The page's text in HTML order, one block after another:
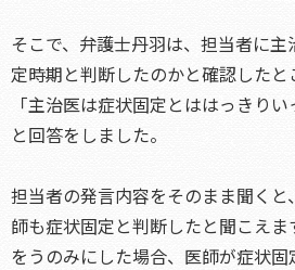
そこで、弁護士丹羽は、担当者に
定時期と判断したのかと確認したと
「主治医は症状固定とははっきりい
と回答をしました。
担当者の発言内容をそのまま聞く
師も症状固定と判断したと聞こえ
をうのみにした場合、医師が症状